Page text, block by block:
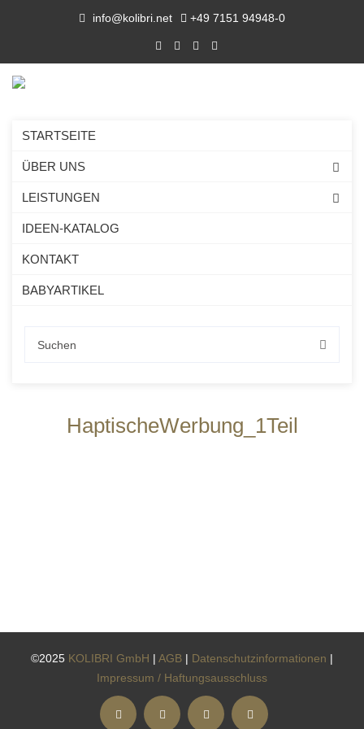
info@kolibri.net +49 7151 94948-0
STARTSEITE
ÜBER UNS
LEISTUNGEN
IDEEN-KATALOG
KONTAKT
BABYARTIKEL
HaptischeWerbung_1Teil
©2025 KOLIBRI GmbH | AGB | Datenschutzinformationen |
Impressum / Haftungsausschluss